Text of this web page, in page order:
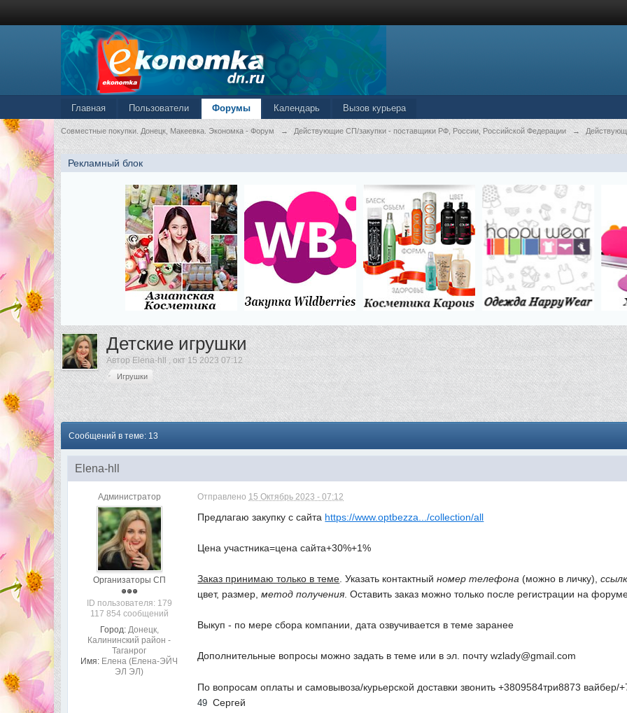
Главная Вызов курьера
Пользователи Форумы Календарь
Совместные покупки. Донецк, Макеевка. Экономка - Форум → Действующие СП/закупки - поставщики РФ, России, Российской Федерации →
Рекламный блок
Детские игрушки
АвторElena-hll ,окт 15 2023 07:12
Игрушки
Сообщений в теме: 13
Elena-hll
Администратор
Организаторы СП
ID пользователя: 179
117 854 сообщений
Город: Донецк,
Калининский район -
Таганрог
Имя: Елена (Елена-ЭЙЧ
ЭЛ ЭЛ)
Отправлено 15 Октябрь 2023 - 07:12
Предлагаю закупку с сайта https://www.optbezza.../collection/all
Цена участника=цена сайта+30%+1%
Заказ принимаю только в теме . Указать контактныйномер телефона (можно в личку),
цвет, размер,метод получения . Оставить заказ можно только после регистрации на
Выкуп - по мере сбора компании, дата озвучивается в теме заранее
Дополнительные вопросы можно задать в теме или в эл. почтуwzlady@gmail.com
По вопросам оплаты и самовывоза/курьерской доставки звонить +3809584три8873 вайбер/
49 Сергей